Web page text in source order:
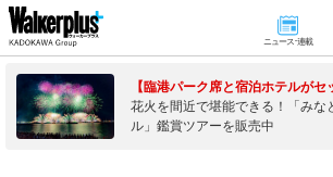
ニュース･連載
【臨港パーク席と宿泊ホテルがセ
花火を間近で堪能できる！「みな
ル」鑑賞ツアーを販売中